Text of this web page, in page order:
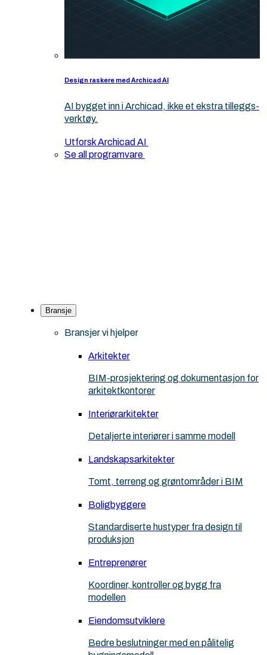
Design raskere med Archicad AI
AI bygget inn i Archicad, ikke et ekstra tilleggs-
verktøy.
Utforsk Archicad AI
Se all programvare
Bransje
Bransjer vi hjelper
Arkitekter
BIM-prosjektering og dokumentasjon for
arkitektkontorer
Interiørarkitekter
Detaljerte interiører i samme modell
Landskapsarkitekter
Tomt, terreng og grøntområder i BIM
Boligbyggere
Standardiserte hustyper fra design til
produksjon
Entreprenører
Koordiner, kontroller og bygg fra
modellen
Eiendomsutviklere
Bedre beslutninger med en pålitelig